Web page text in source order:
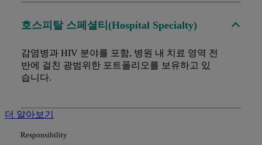
호스피탈 스페셜티(Hospital Specialty)
감염병과 HIV 분야를 포함, 병원 내 치료 영역 전
반에 걸친 광범위한 포트폴리오를 보유하고 있
습니다.
더 알아보기
Responsibility